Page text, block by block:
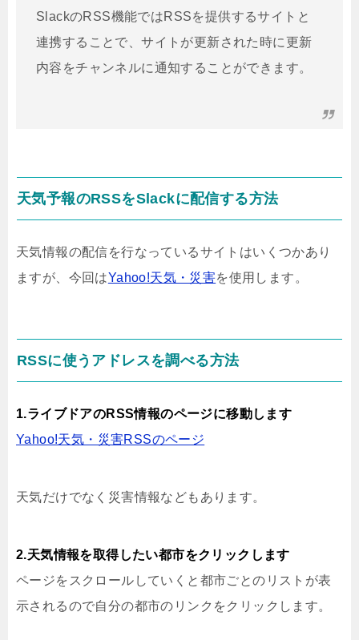
SlackのRSS機能ではRSSを提供するサイトと
連携することで、サイトが更新された時に更新
内容をチャンネルに通知することができます。
天気予報のRSSをSlackに配信する方法
天気情報の配信を行なっているサイトはいくつかあり
ますが、今回はYahoo!天気・災害を使用します。
RSSに使うアドレスを調べる方法
1.ライブドアのRSS情報のページに移動します
Yahoo!天気・災害RSSのページ
天気だけでなく災害情報などもあります。
2.天気情報を取得したい都市をクリックします
ページをスクロールしていくと都市ごとのリストが表
示されるので自分の都市のリンクをクリックします。